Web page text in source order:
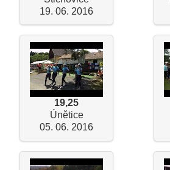
19. 06. 2016
19,25
Únětice
05. 06. 2016